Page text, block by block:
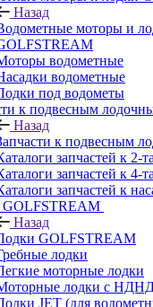
Назад
моторы и
водометные
водометные
под водометы
к подвесным
Назад
к подвесным
запчастей к 2-
запчастей к 4-
запчастей к
Назад
GOLFSTREAM
лодки
моторные лодки
лодки с НДНД
JET (для